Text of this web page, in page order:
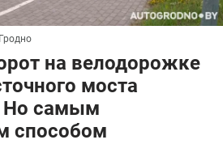
на велодорожке
моста
Но самым
способом